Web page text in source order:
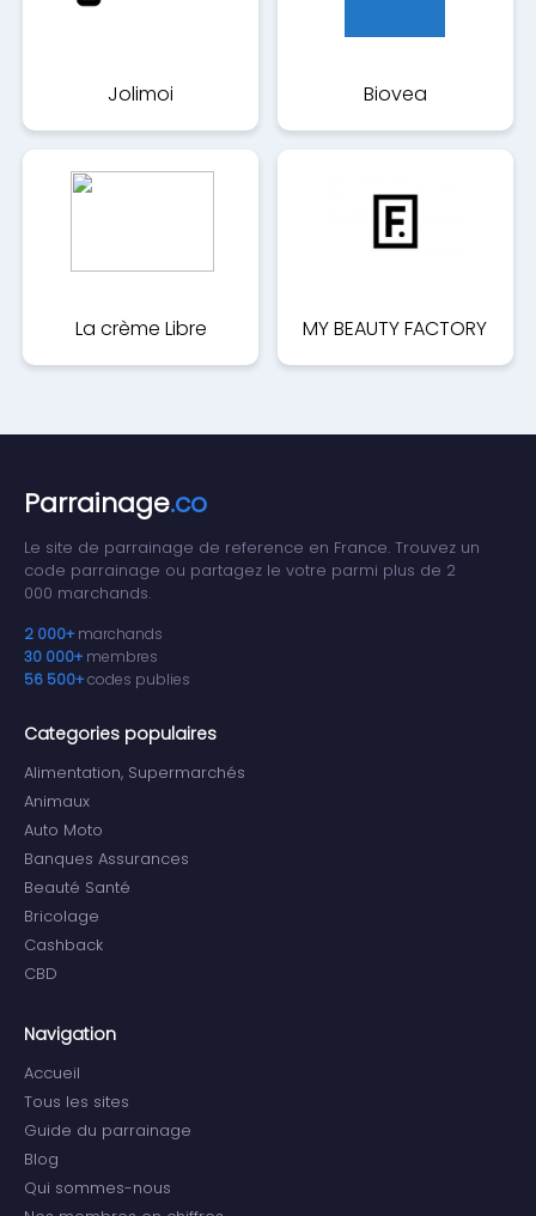
Jolimoi Biovea
La crème Libre MY BEAUTY FACTORY
Parrainage.co
Le site de parrainage de reference en France. Trouvez un
code parrainage ou partagez le votre parmi plus de 2
000 marchands.
2 000+ marchands
30 000+ membres
56 500+codes publies
Categories populaires
Alimentation, Supermarchés
Animaux
Auto Moto
Banques Assurances
Beauté Santé
Bricolage
Cashback
CBD
Navigation
Accueil
Tous les sites
Guide du parrainage
Blog
Qui sommes-nous